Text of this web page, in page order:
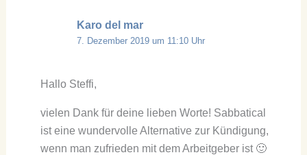
Karo del mar
7. Dezember 2019 um 11:10 Uhr
Hallo Steffi,
vielen Dank für deine lieben Worte! Sabbatical
ist eine wundervolle Alternative zur Kündigung,
wenn man zufrieden mit dem Arbeitgeber ist 🙂